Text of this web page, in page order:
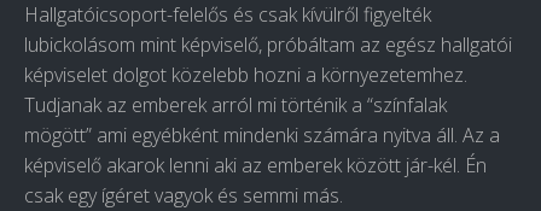
Hallgatóicsoport-felelős és csak kívülről figyelték
lubickolásom mint képviselő, próbáltam az egész hallgatói
képviselet dolgot közelebb hozni a környezetemhez.
Tudjanak az emberek arról mi történik a “színfalak
mögött” ami egyébként mindenki számára nyitva áll. Az a
képviselő akarok lenni aki az emberek között jár-kél. Én
csak egy ígéret vagyok és semmi más.